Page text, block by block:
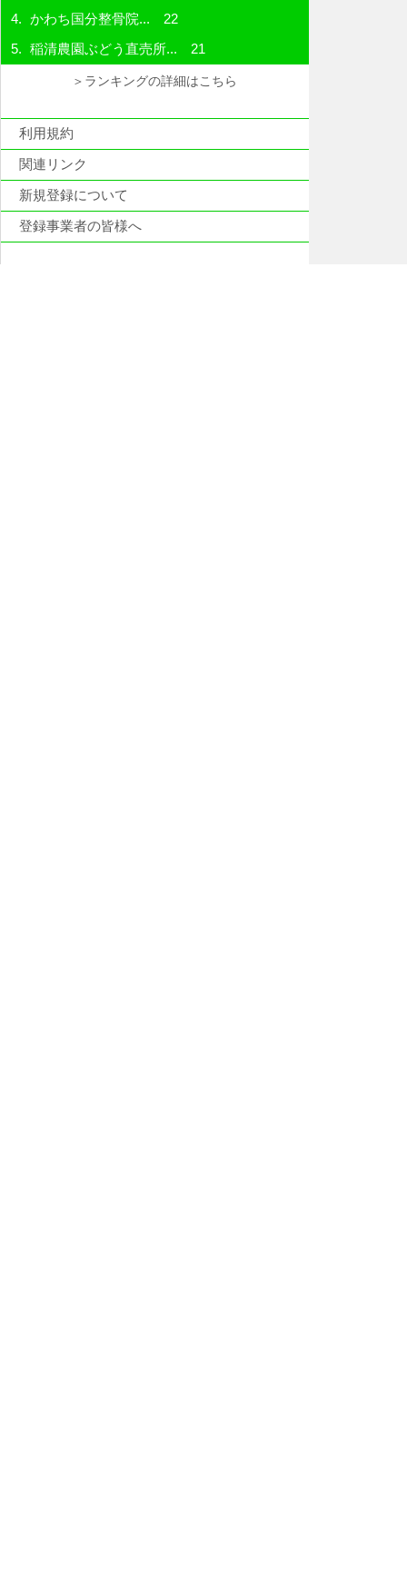
かわち国分整骨院... 22
稲清農園ぶどう直売所... 21
＞ランキングの詳細はこちら
利用規約
関連リンク
新規登録について
登録事業者の皆様へ